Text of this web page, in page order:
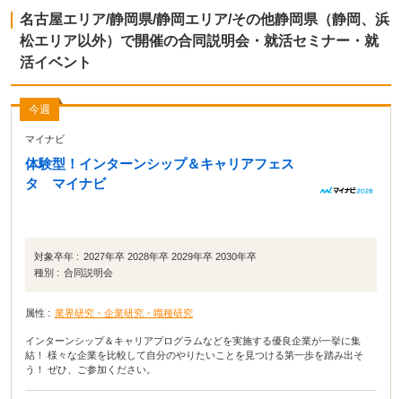
名古屋エリア/静岡県/静岡エリア/その他静岡県（静岡、浜
松エリア以外）で開催の合同説明会・就活セミナー・就
活イベント
今週
マイナビ
体験型！インターンシップ＆キャリアフェス
タ マイナビ
対象卒年 : 2027年卒 2028年卒 2029年卒 2030年卒
種別 : 合同説明会
属性 : 業界研究・企業研究・職種研究
インターンシップ＆キャリアプログラムなどを実施する優良企業が一挙に集
結！ 様々な企業を比較して自分のやりたいことを見つける第一歩を踏み出そ
う！ ぜひ、ご参加ください。